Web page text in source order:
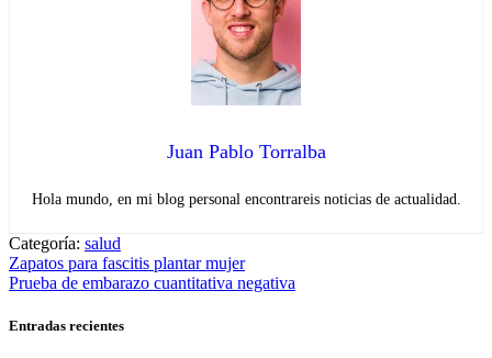
Juan Pablo Torralba
Hola mundo, en mi blog personal encontrareis noticias de actualidad.
Categoría: salud
Navegación
de
entradas
Entrada
anterior:
Zapatos para fascitis plantar mujer
Entrada
Prueba de embarazo cuantitativa negativa
Entradas recientes